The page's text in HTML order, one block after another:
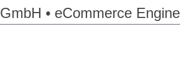
GmbH • eCommerce